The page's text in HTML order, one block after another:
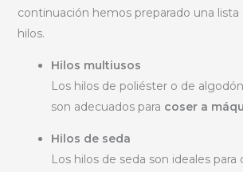
continuación hemos preparado una lista
hilos.
Hilos multiusos
Los hilos de poliéster o de
son adecuados para coser a
Hilos de seda
Los hilos de seda son ideales para